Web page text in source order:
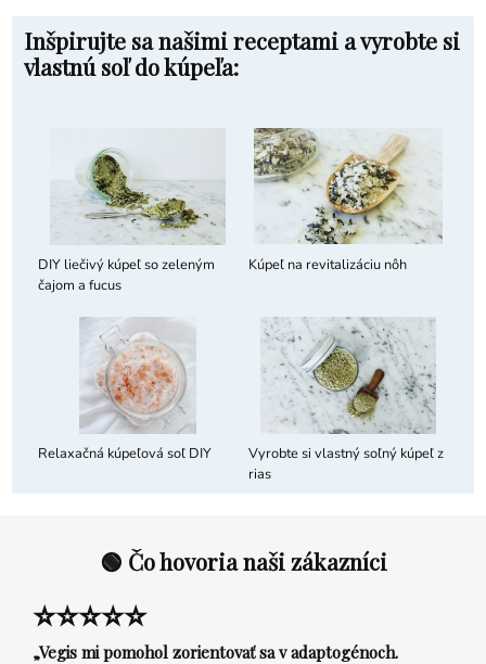
Inšpirujte sa našimi receptami a vyrobte si
vlastnú soľ do kúpeľa:
DIY liečivý kúpeľ so zeleným
čajom a fucus
Kúpeľ na revitalizáciu nôh
Relaxačná kúpeľová soľ DIY
Vyrobte si vlastný soľný kúpeľ z
rias
🟢 Čo hovoria naši zákazníci
⭐⭐⭐⭐⭐
„Vegis mi pomohol zorientovať sa v adaptogénoch.